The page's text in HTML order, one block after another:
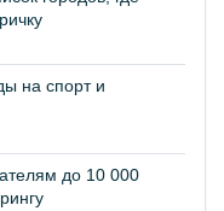
на спорт и
до 10 000